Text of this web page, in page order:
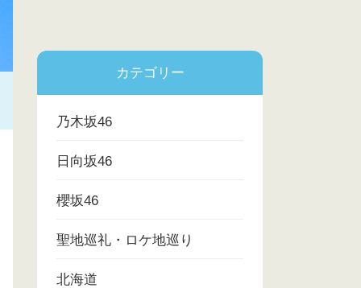
カテゴリー
乃木坂46
日向坂46
櫻坂46
聖地巡礼・ロケ地巡り
北海道